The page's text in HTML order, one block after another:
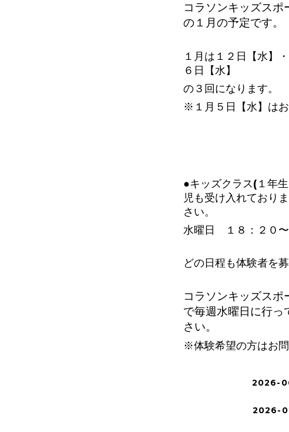
コラソンキッズスポ
の１ 月の予定です。
１月は１２日【水】
６日【水】
の３回になります。
※１月５日【水】はお
●キッズクラス(１年
児も受け入れており
さい。
水曜日 １８：２０〜
どの日程も体験者を
コラソンキッズス
で毎週水曜日に行っ
さい。
※体験希望の方はお
2026-
2026-